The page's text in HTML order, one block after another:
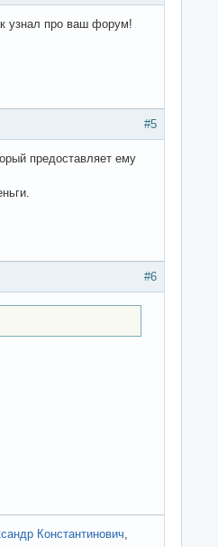
узнал про ваш форум!
#5
предоставляет ему
#6
Константинович